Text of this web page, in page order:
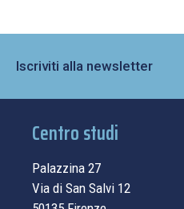
Iscriviti alla newsletter
Centro studi
Palazzina 27
Via di San Salvi 12